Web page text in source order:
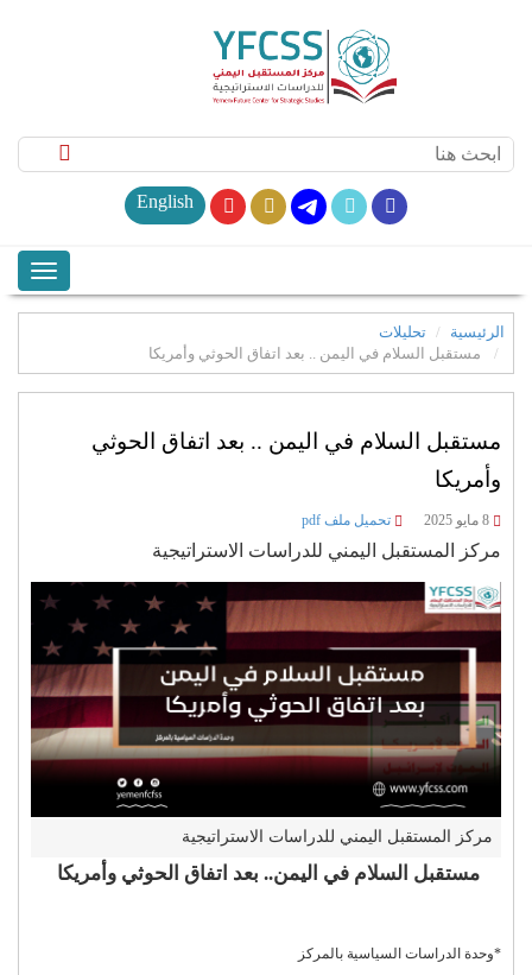
English
الرئيسية
تحليلات
مستقبل السلام في اليمن .. بعد اتفاق الحوثي وأمريكا
مستقبل السلام في اليمن .. بعد اتفاق الحوثي
وأمريكا
تحميل ملف pdf
مركز المستقبل اليمني للدراسات الاستراتيجية
مركز المستقبل اليمني للدراسات الاستراتيجية
مستقبل السلام في اليمن.. بعد اتفاق الحوثي وأمريكا
*وحدة الدراسات السياسية بالمركز